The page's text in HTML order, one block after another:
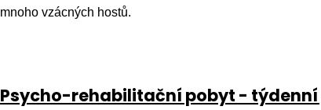
mnoho vzácných hostů.
Psycho-rehabilitační pobyt - týdenní